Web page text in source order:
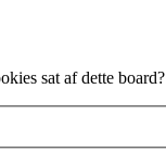
sat af dette board?